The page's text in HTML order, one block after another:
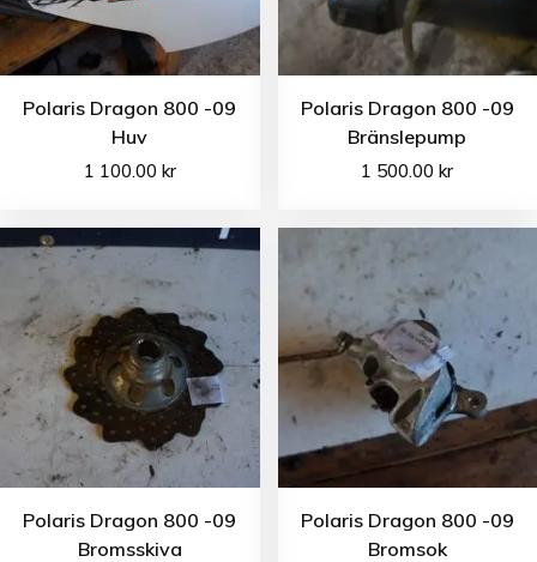
Polaris Dragon 800 -09
Huv
1 100.00 kr
Polaris Dragon 800 -09
Bränslepump
1 500.00kr
Polaris Dragon 800 -09
Bromsskiva
Polaris Dragon 800 -09
Bromsok